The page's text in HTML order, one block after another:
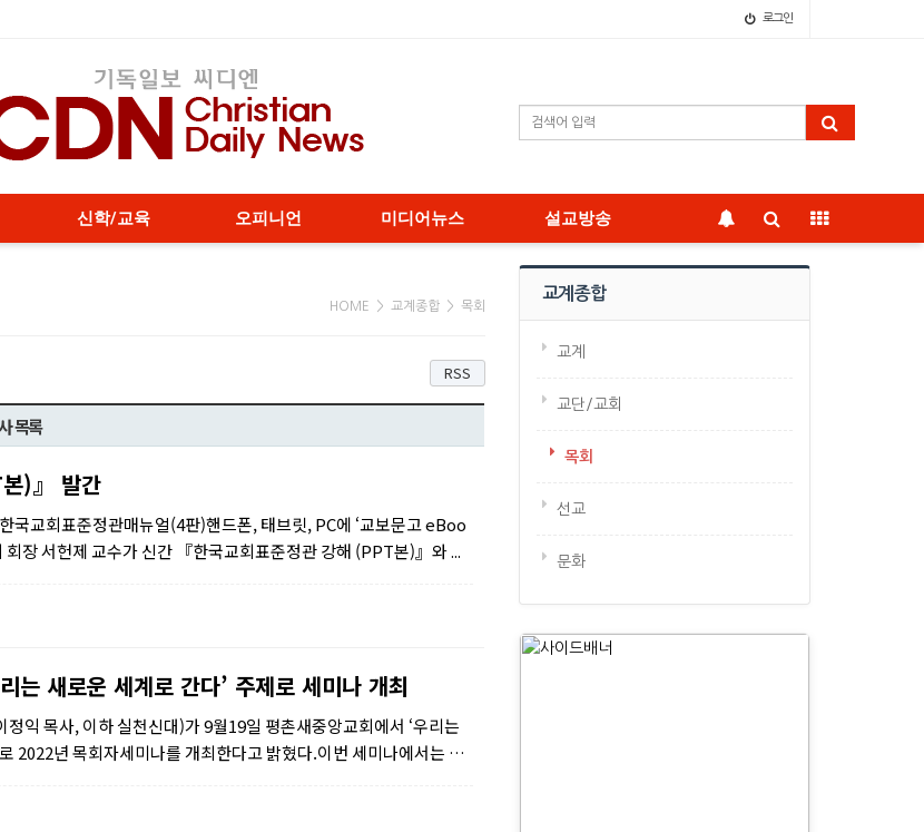
로그인
신학/교육 오피니언 미디어뉴스 설교방송
HOME > 교계종합 > 목회
RSS
목록
)』 발간
교회표준정관매뉴얼(4판)핸드폰, 태브릿, PC에 ‘교보문고 eBoo
장 서헌제 교수가 신간 『한국교회표준정관 강해 (PPT본)』와 ...
는 새로운 세계로 간다’ 주제로 세미나 개최
익 목사, 이하 실천신대)가 9월19일 평촌새중앙교회에서 ‘우리는
2022년 목회자세미나를 개최한다고 밝혔다.이번 세미나에서는 한
교계종합
교계
교단/교회
목회
선교
문화